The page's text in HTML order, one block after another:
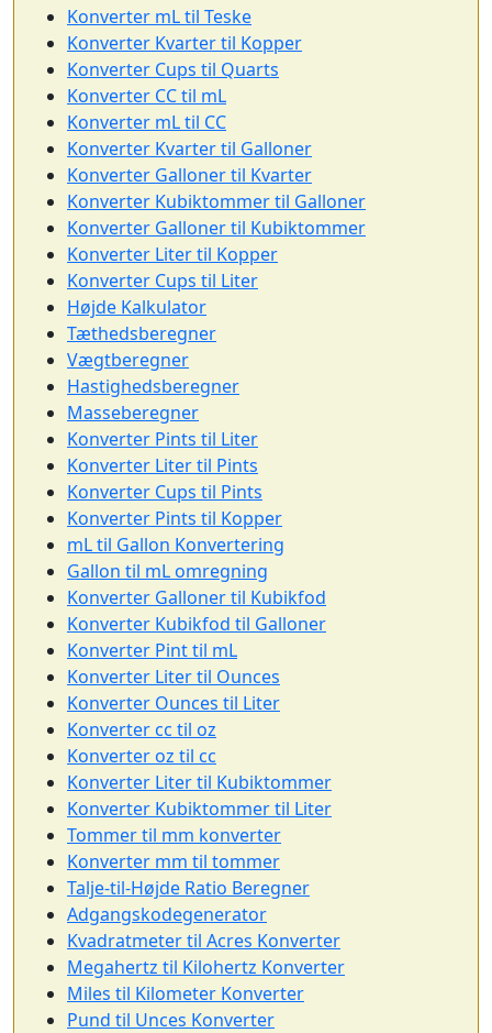
Konverter mL til Teske
Konverter Kvarter til Kopper
Konverter Cups til Quarts
Konverter CC til mL
Konverter mL til CC
Konverter Kvarter til Galloner
Konverter Galloner til Kvarter
Konverter Kubiktommer til Galloner
Konverter Galloner til Kubiktommer
Konverter Liter til Kopper
Konverter Cups til Liter
Højde Kalkulator
Tæthedsberegner
Vægtberegner
Hastighedsberegner
Masseberegner
Konverter Pints til Liter
Konverter Liter til Pints
Konverter Cups til Pints
Konverter Pints til Kopper
mL til Gallon Konvertering
Gallon til mL omregning
Konverter Galloner til Kubikfod
Konverter Kubikfod til Galloner
Konverter Pint til mL
Konverter Liter til Ounces
Konverter Ounces til Liter
Konverter cc til oz
Konverter oz til cc
Konverter Liter til Kubiktommer
Konverter Kubiktommer til Liter
Tommer til mm konverter
Konverter mm til tommer
Talje-til-Højde Ratio Beregner
Adgangskodegenerator
Kvadratmeter til Acres Konverter
Megahertz til Kilohertz Konverter
Miles til Kilometer Konverter
Pund til Unces Konverter